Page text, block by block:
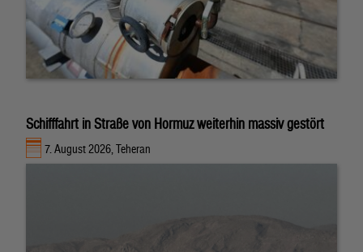
Schifffahrt in Straße von Hormuz weiterhin massiv gestört
7. August 2026, Teheran